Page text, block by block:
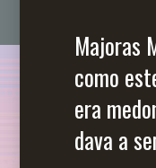
Majoras
como
era
dava a